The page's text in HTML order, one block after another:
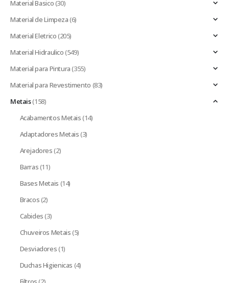
Material Basico(30)
Material de Limpeza(6)
Material Eletrico(205)
Material Hidraulico(549)
Material para Pintura(355)
Material para Revestimento (83)
Metais(158)
Acabamentos Metais(14)
Adaptadores Metais(3)
Arejadores(2)
Barras(11)
Bases Metais (14)
Bracos(2)
Cabides(3)
Chuveiros Metais(5)
Desviadores(1)
Duchas Higienicas (4)